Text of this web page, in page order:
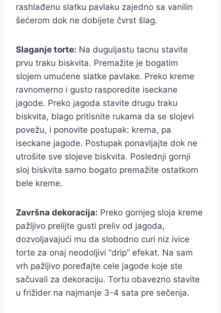
rashlađenu slatku pavlaku zajedno sa vanilin
šećerom dok ne dobijete čvrst šlag.
Slaganje torte: Na duguljastu tacnu stavite
prvu traku biskvita. Premažite je bogatim
slojem umućene slatke pavlake. Preko kreme
ravnomerno i gusto rasporedite iseckane
jagode. Preko jagoda stavite drugu traku
biskvita, blago pritisnite rukama da se slojevi
povežu, i ponovite postupak: krema, pa
iseckane jagode. Postupak ponavljajte dok ne
utrošite sve slojeve biskvita. Poslednji gornji
sloj biskvita samo bogato premažite ostatkom
bele kreme.
Završna dekoracija: Preko gornjeg sloja kreme
pažljivo prelijte gusti preliv od jagoda,
dozvoljavajući mu da slobodno curi niz ivice
torte za onaj neodoljivi “drip” efekat. Na sam
vrh pažljivo poređajte cele jagode koje ste
sačuvali za dekoraciju. Tortu obavezno stavite
u frižider na najmanje 3-4 sata pre sečenja.